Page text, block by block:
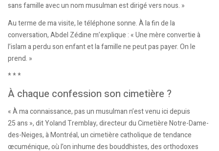
sans famille avec un nom musulman est dirigé vers nous. »
Au terme de ma visite, le téléphone sonne. À la fin de la
conversation, Abdel Zédine m’explique : « Une mère convertie à
l’islam a perdu son enfant et la famille ne peut pas payer. On le
prend. »
* * *
À chaque confession son cimetière ?
« À ma connaissance, pas un musulman n’est venu ici depuis
25 ans », dit Yoland Tremblay, directeur du Cimetière Notre-Dame-
des-Neiges, à Montréal, un cimetière catholique de tendance
œcuménique, où l’on inhume des bouddhistes, des orthodoxes